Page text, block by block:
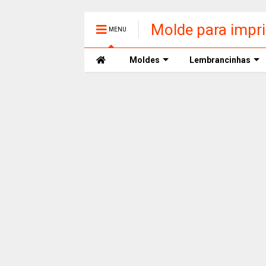
MENU Molde para
Moldes Lembrancinhas